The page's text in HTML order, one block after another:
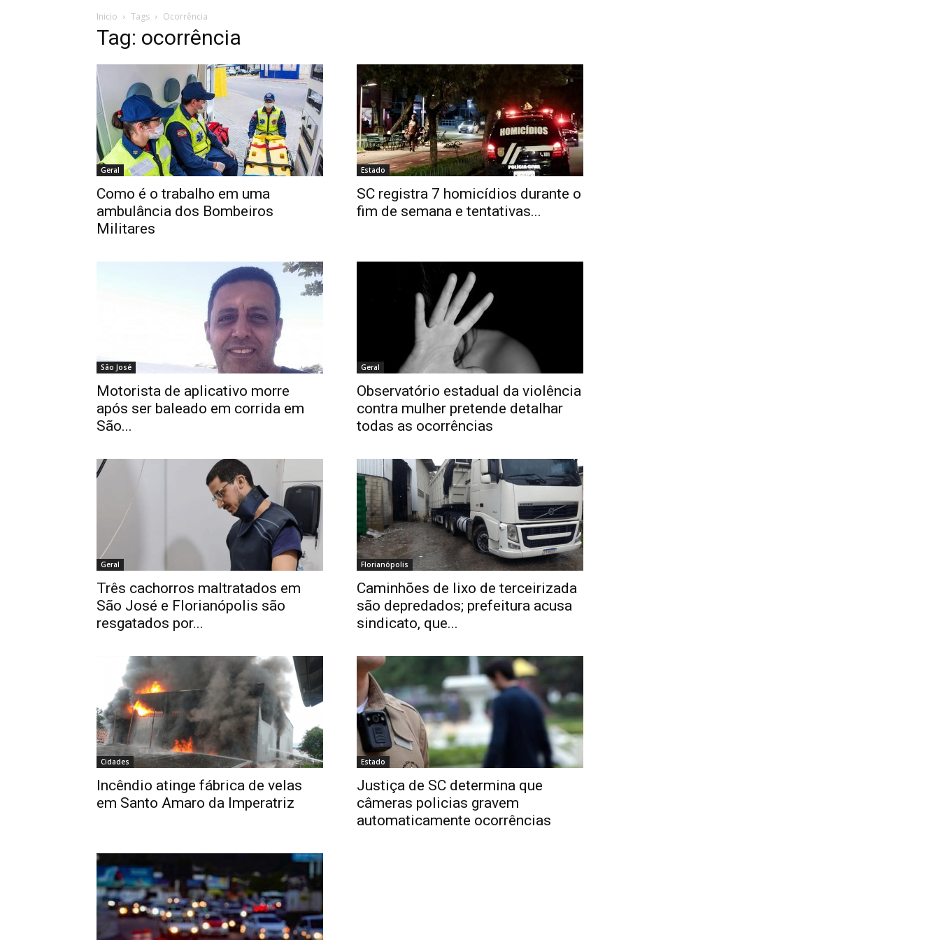
Inicio Tags Ocorrência
Tag: ocorrência
Geral
Como é o trabalho em uma
ambulância dos Bombeiros
Militares
Estado
SC registra 7 homicídios durante o
fim de semana e tentativas...
São José
Motorista de aplicativo morre
após ser baleado em corrida em
São...
Geral
Observatório estadual da violência
contra mulher pretende detalhar
todas as ocorrências
Geral
Três cachorros maltratados em
São José e Florianópolis são
resgatados por...
Florianópolis
Caminhões de lixo de terceirizada
são depredados; prefeitura acusa
sindicato, que...
Cidades
Incêndio atinge fábrica de velas
em Santo Amaro da Imperatriz
Estado
Justiça de SC determina que
câmeras policias gravem
automaticamente ocorrências